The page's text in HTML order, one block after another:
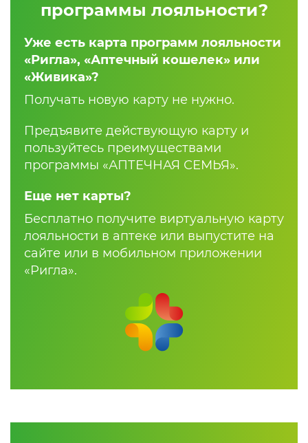
программы лояльности?
Уже есть карта программ лояльности
«Ригла», «Аптечный кошелек» или
«Живика»?
Получать новую карту не нужно.
Предъявите действующую карту и
пользуйтесь преимуществами
программы «АПТЕЧНАЯ СЕМЬЯ».
Еще нет карты?
Бесплатно получите виртуальную карту
лояльности в аптеке или выпустите на
сайте или в мобильном приложении
«Ригла».